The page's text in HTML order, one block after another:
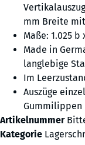
mm Breite
Maße: 1.025 b
Made in
langlebige
Im
Auszüge
Gummilippen
Artikelnummer
Kategorie